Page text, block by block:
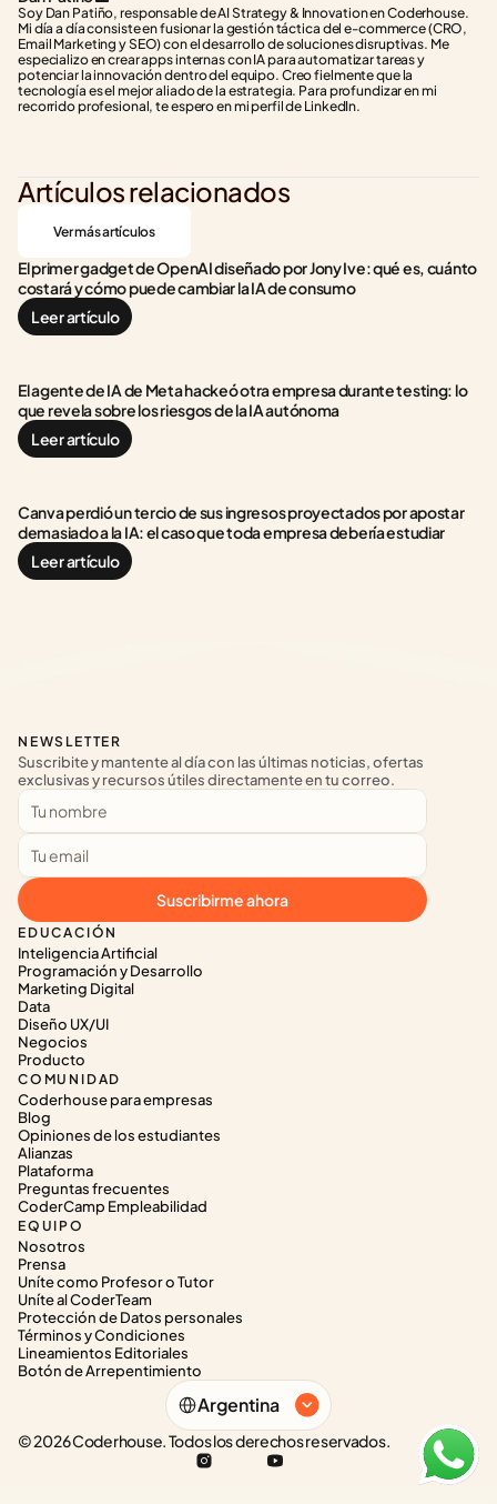
Soy Dan Patiño, responsable de AI Strategy & Innovation en Coderhouse.
Mi día a día consiste en fusionar la gestión táctica del e-commerce (CRO,
Email Marketing y SEO) con el desarrollo de soluciones disruptivas. Me
especializo en crear apps internas con IA para automatizar tareas y
potenciar la innovación dentro del equipo. Creo fielmente que la
tecnología es el mejor aliado de la estrategia. Para profundizar en mi
recorrido profesional, te espero en mi perfil de LinkedIn.
Artículos relacionados
Ver más artículos
El primer gadget de OpenAI diseñado por Jony Ive: qué es, cuánto
costará y cómo puede cambiar la IA de consumo
Leer artículo
El agente de IA de Meta hackeó otra empresa durante testing: lo
que revela sobre los riesgos de la IA autónoma
Leer artículo
Canva perdió un tercio de sus ingresos proyectados por apostar
demasiado a la IA: el caso que toda empresa debería estudiar
Leer artículo
EDUCACIÓN
Inteligencia Artificial
Programación y Desarrollo
Marketing Digital
Data
Diseño UX/UI
Negocios
Producto
COMUNIDAD
Coderhouse para empresas
Blog
Opiniones de los estudiantes
Alianzas
Plataforma
Preguntas frecuentes
CoderCamp Empleabilidad
EQUIPO
Nosotros
Prensa
Uníte como Profesor o Tutor
Uníte al CoderTeam
Protección de Datos personales
Términos y Condiciones
Lineamientos Editoriales
Botón de Arrepentimiento
NEWSLETTER
Suscribite y mantente al día con las últimas noticias, ofertas
exclusivas y recursos útiles directamente en tu correo.
Suscribirme ahora
Select Language
Argentina
© 2026 Coderhouse. Todos los derechos reservados.